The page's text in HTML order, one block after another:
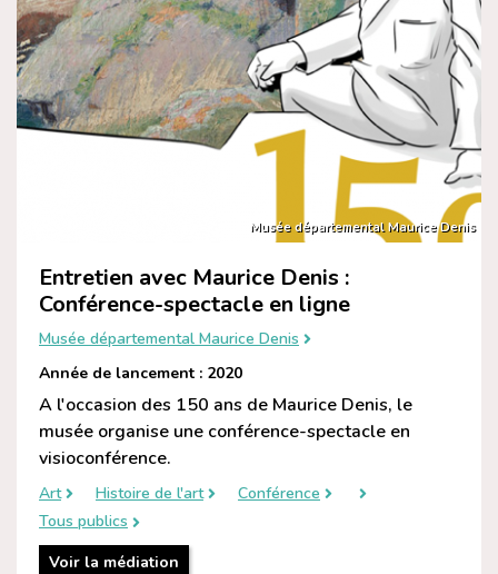
Musée départemental Maurice Denis
Entretien avec Maurice Denis :
Conférence-spectacle en ligne
Musée départemental Maurice Denis
Année de lancement : 2020
A l'occasion des 150 ans de Maurice Denis, le
musée organise une conférence-spectacle en
visioconférence.
Art Histoire de l'art
Conférence
Tous publics
Voir la médiation